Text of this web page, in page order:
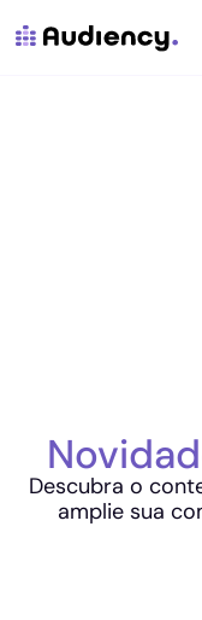
Descubra o
amplie sua